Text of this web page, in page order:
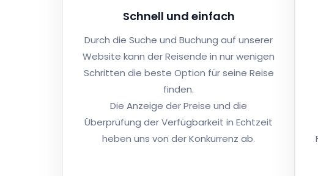
Schnell und einfach
Durch die Suche und Buchung auf unserer
Website kann der Reisende in nur wenigen
Schritten die beste Option für seine Reise
finden.
Die Anzeige der Preise und die
Überprüfung der Verfügbarkeit in Echtzeit
heben uns von der Konkurrenz ab.